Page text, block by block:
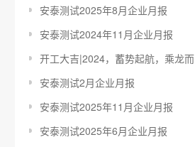
安泰测试2025年8月企业月报
安泰测试2024年11月企业月报
开工大吉|2024，蓄势起航，乘龙而上！
安泰测试2月企业月报
安泰测试2025年11月企业月报
安泰测试2025年6月企业月报